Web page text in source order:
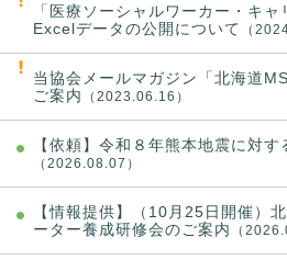
「医療ソーシャルワーカー・キャ
Excelデータの公開について
（
当協会メールマガジン「北海道
ご案内
（2023.06.16）
【依頼】令和８年熊本地震に対
（2026.08.07）
【情報提供】（10月25日開催）
ーター養成研修会のご案内
（